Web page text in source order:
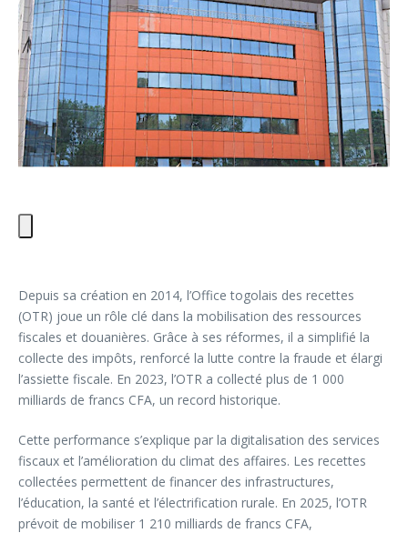
Depuis sa création en 2014, l’Office togolais des recettes
(OTR) joue un rôle clé dans la mobilisation des ressources
fiscales et douanières. Grâce à ses réformes, il a simplifié la
collecte des impôts, renforcé la lutte contre la fraude et élargi
l’assiette fiscale. En 2023, l’OTR a collecté plus de 1 000
milliards de francs CFA, un record historique.
Cette performance s’explique par la digitalisation des services
fiscaux et l’amélioration du climat des affaires. Les recettes
collectées permettent de financer des infrastructures,
l’éducation, la santé et l’électrification rurale. En 2025, l’OTR
prévoit de mobiliser 1 210 milliards de francs CFA,